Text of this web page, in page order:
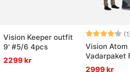
5 stjärnor
Vision Keeper outfit
9' #5/6 4pcs
2299 kr
Betyg:
Vision Atom
Vadarpaket
2999 kr